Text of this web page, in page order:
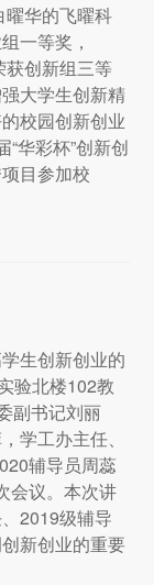
华的飞曜科
一等奖，
创新组三等
大学生创新精
校园创新创业
华彩杯”创新创
目参加校
生创新创业的
验北楼102教
副书记刘丽
学工办主任、
辅导员周蕊
会议。本次讲
2019级辅导
新创业的重要